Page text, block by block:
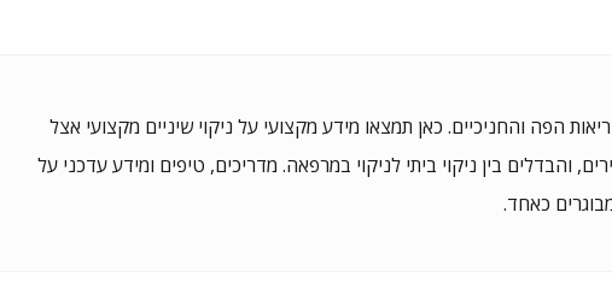
הפה והחניכיים. כאן תמצאו מידע מקצועי על ניקוי שיניים מקצועי אצל
והבדלים בין ניקוי ביתי לניקוי במרפאה. מדריכים, טיפים ומידע עדכני על
כאחד.